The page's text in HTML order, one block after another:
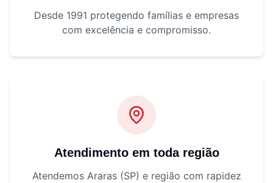
Desde 1991 protegendo famílias e empresas
com excelência e compromisso.
Atendimento em toda região
Atendemos Araras (SP) e região com rapidez